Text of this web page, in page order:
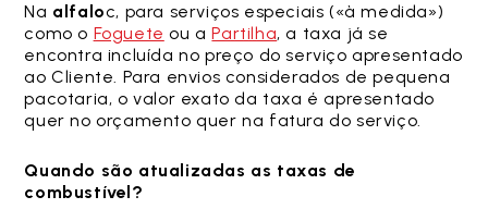
Na alfaloc, para serviços especiais («à medida»)
como o Foguete ou aPartilha, a taxa já se
encontra incluída no preço do serviço apresentado
ao Cliente. Para envios considerados de pequena
pacotaria, o valor exato da taxa é apresentado
quer no orçamento quer na fatura do serviço.
Quando são atualizadas as taxas de
combustível?